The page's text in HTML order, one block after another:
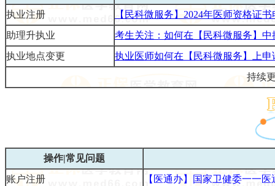
执业注册
【民科微服务】2024年医师资格证
助理升执业
考生关注：如何在【民科微服务】
执业地点变更
执业医师如何在【民科微服务】上
持续
操作|常见问题
账户注册
【医通办】国家卫健委一一医